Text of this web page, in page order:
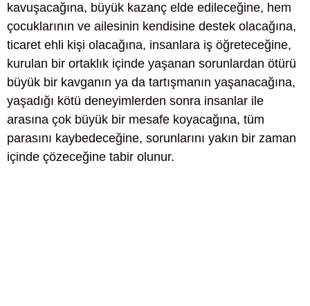
kavuşacağına, büyük kazanç elde edileceğine, hem
çocuklarının ve ailesinin kendisine destek olacağına,
ticaret ehli kişi olacağına, insanlara iş öğreteceğine,
kurulan bir ortaklık içinde yaşanan sorunlardan ötürü
büyük bir kavganın ya da tartışmanın yaşanacağına,
yaşadığı kötü deneyimlerden sonra insanlar ile
arasına çok büyük bir mesafe koyacağına, tüm
parasını kaybedeceğine, sorunlarını yakın bir zaman
içinde çözeceğine tabir olunur.